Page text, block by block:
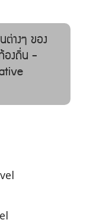
ต่างๆ ของ
องถิ่น -